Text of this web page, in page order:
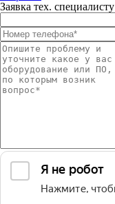
Заявка тех. специалисту